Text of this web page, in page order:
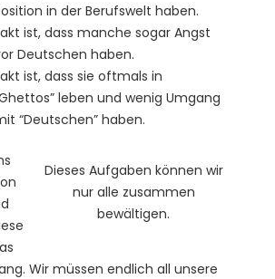
in der Berufswelt haben.
ist, dass manche sogar Angst
Deutschen haben.
ist, dass sie oftmals in
leben und wenig Umgang
“Deutschen” haben.
Dieses Aufgaben können wir
nur alle zusammen
bewältigen.
Wir müssen endlich all unsere